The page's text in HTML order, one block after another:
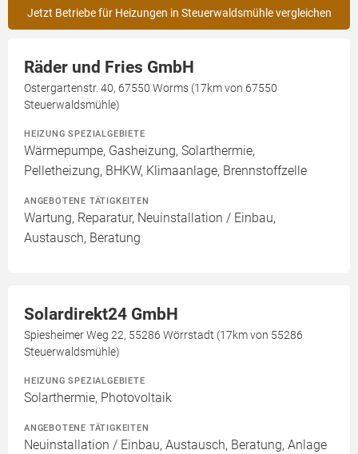
Jetzt Betriebe für Heizungen in Steuerwaldsmühle vergleichen
Räder und Fries GmbH
Ostergartenstr. 40, 67550 Worms (17km von 67550
Steuerwaldsmühle)
HEIZUNG SPEZIALGEBIETE
Wärmepumpe, Gasheizung, Solarthermie,
Pelletheizung, BHKW, Klimaanlage, Brennstoffzelle
ANGEBOTENE TÄTIGKEITEN
Wartung, Reparatur, Neuinstallation / Einbau,
Austausch, Beratung
Solardirekt24 GmbH
Spiesheimer Weg 22, 55286 Wörrstadt (17km von 55286
Steuerwaldsmühle)
HEIZUNG SPEZIALGEBIETE
Solarthermie, Photovoltaik
ANGEBOTENE TÄTIGKEITEN
Neuinstallation / Einbau, Austausch, Beratung, Anlage